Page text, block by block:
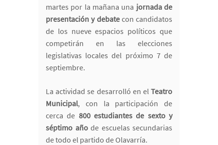
martes por la mañana una jornada de
presentación y debatecon candidatos
de los nueve espacios políticos que
competirán en las elecciones
legislativas locales del próximo 7 de
septiembre.
La actividad se desarrolló en el Teatro
Municipal, con la participación de
cerca de 800 estudiantes de sexto y
séptimo añode escuelas secundarias
de todo el partido de Olavarría.